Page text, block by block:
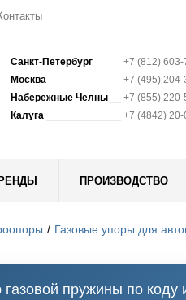
Санкт-Петербург
+7 (812) 603-
Москва
+7 (495) 204-
Набережные Челны
+7 (855) 220-
Калуга
+7 (4842) 20-
ПРОИЗВОДСТВО
Газовые упоры для
пружины по коду